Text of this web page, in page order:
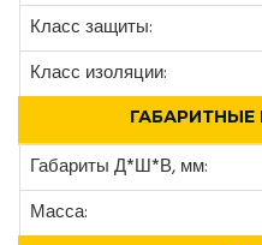
Класс защиты:
Класс изоляции:
ГАБАРИТНЫЕ
Габариты Д*Ш*В, мм:
Масса: